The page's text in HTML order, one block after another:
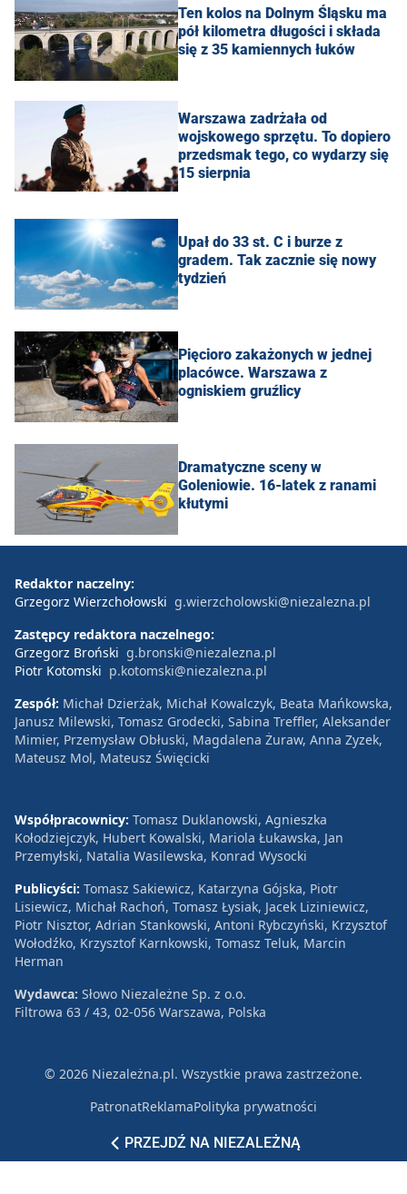
Ten kolos na Dolnym Śląsku ma
pół kilometra długości i składa
się z 35 kamiennych łuków
Warszawa zadrżała od
wojskowego sprzętu. To dopiero
przedsmak tego, co wydarzy się
15 sierpnia
Upał do 33 st. C i burze z
gradem. Tak zacznie się nowy
tydzień
Pięcioro zakażonych w jednej
placówce. Warszawa z
ogniskiem gruźlicy
Dramatyczne sceny w
Goleniowie. 16-latek z ranami
kłutymi
PRZEJDŹ NA NIEZALEŻNĄ
Redaktor naczelny:
Grzegorz Wierzchołowski g.wierzcholowski@niezalezna.pl
Zastępcy redaktora naczelnego:
Grzegorz Broński g.bronski@niezalezna.pl
Piotr Kotomski p.kotomski@niezalezna.pl
Zespół: Michał Dzierżak, Michał Kowalczyk, Beata Mańkowska,
Janusz Milewski, Tomasz Grodecki, Sabina Treffler, Aleksander
Mimier, Przemysław Obłuski, Magdalena Żuraw, Anna Zyzek,
Mateusz Mol, Mateusz Święcicki
Współpracownicy: Tomasz Duklanowski, Agnieszka
Kołodziejczyk, Hubert Kowalski, Mariola Łukawska, Jan
Przemyłski, Natalia Wasilewska, Konrad Wysocki
Publicyści: Tomasz Sakiewicz, Katarzyna Gójska, Piotr
Lisiewicz, Michał Rachoń, Tomasz Łysiak, Jacek Liziniewicz,
Piotr Nisztor, Adrian Stankowski, Antoni Rybczyński, Krzysztof
Wołodźko, Krzysztof Karnkowski, Tomasz Teluk, Marcin
Herman
Wydawca: Słowo Niezależne Sp. z o.o.
Filtrowa 63 / 43, 02-056 Warszawa, Polska
© 2026 Niezależna.pl. Wszystkie prawa zastrzeżone.
PatronatReklamaPolityka prywatności